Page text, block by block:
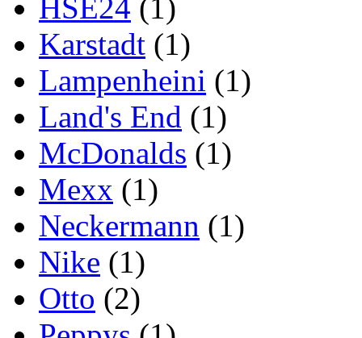
HSE24 (1)
Karstadt (1)
Lampenheini (1)
Land's End (1)
McDonalds (1)
Mexx (1)
Neckermann (1)
Nike (1)
Otto (2)